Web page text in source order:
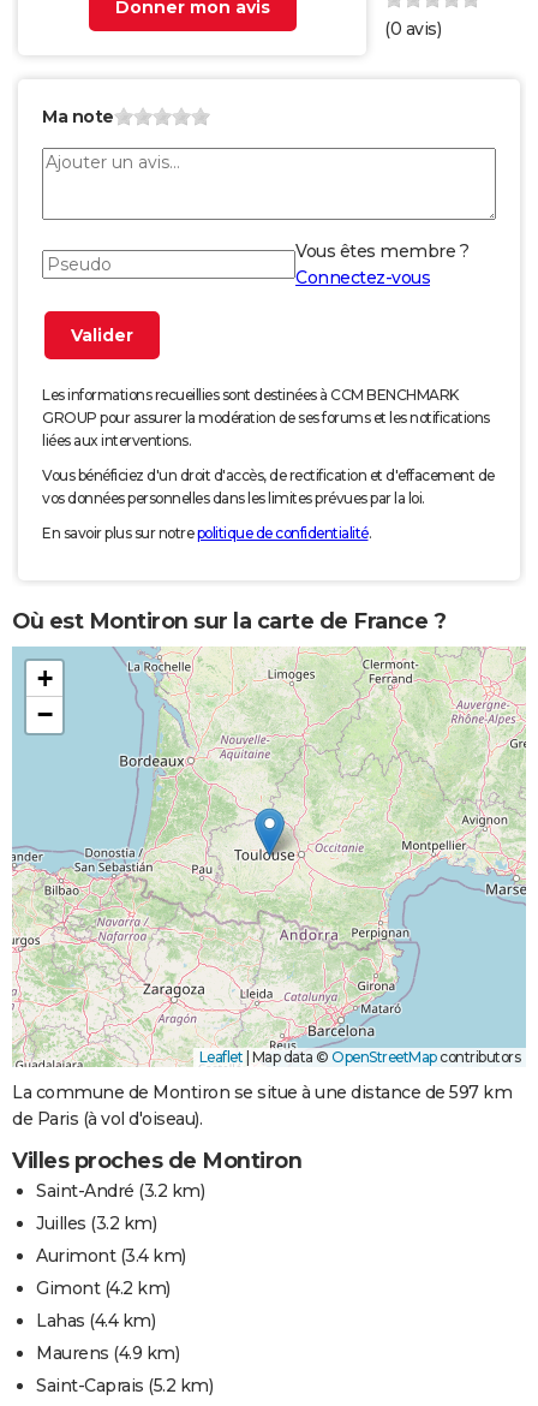
Donner mon avis
(0 avis)
Ma note
Vous êtes membre ?
Connectez-vous
Les informations recueillies sont destinées à CCM BENCHMARK
GROUP pour assurer la modération de ses forums et les notifications
liées aux interventions.
Vous bénéficiez d'un droit d'accès, de rectification et d'effacement de
vos données personnelles dans les limites prévues par la loi.
En savoir plus sur notrepolitique de confidentialité.
Où est Montiron sur la carte de France ?
+
−
Leaflet Map data © OpenStreetMapcontributors
La commune de Montiron se situe à une distance de 597 km
de Paris (à vol d'oiseau).
Villes proches de Montiron
Saint-André (3.2 km)
Juilles (3.2 km)
Aurimont(3.4 km)
Gimont(4.2 km)
Lahas (4.4 km)
Maurens (4.9 km)
Saint-Caprais (5.2 km)